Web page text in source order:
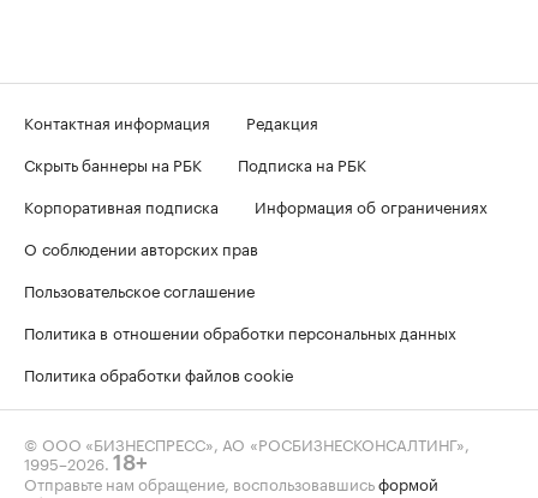
Контактная информация
Редакция
Скрыть баннеры на РБК
Подписка на РБК
Корпоративная подписка
Информация об ограничениях
О соблюдении авторских прав
Пользовательское соглашение
Политика в отношении обработки персональных данных
Политика обработки файлов cookie
© ООО «БИЗНЕСПРЕСС», АО «РОСБИЗНЕСКОНСАЛТИНГ»,
1995–2026 18+
Отправьте нам обращение, воспользовавшисьформой